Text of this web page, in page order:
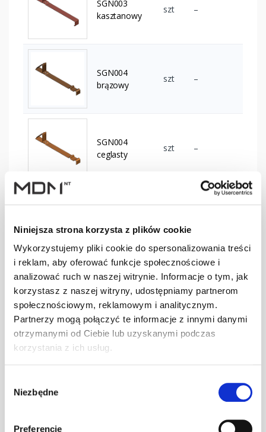
Niniejsza strona korzysta z plików cookie
Wykorzystujemy pliki cookie do spersonalizowania treści
i reklam, aby oferować funkcje społecznościowe i
analizować ruch w naszej witrynie. Informacje o tym, jak
korzystasz z naszej witryny, udostępniamy partnerom
społecznościowym, reklamowym i analitycznym.
Partnerzy mogą połączyć te informacje z innymi danymi
otrzymanymi od Ciebie lub uzyskanymi podczas
korzystania z ich usług.
zgody
Niezbędne
Preferencje
SGN003
kasztanowy
szt –
SGN004
brązowy
szt –
SGN004
ceglasty
szt –
SGN004
grafitowy
szt
SGN004